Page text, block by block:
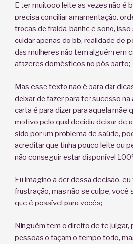
E ter muitooo leite as vezes não é
precisa conciliar amamentação,
trocas de fralda, banho e sono,
cuidar apenas do bb, realidade de
das mulheres não tem alguém em
afazeres domésticos no pós parto;
Mas esse texto não é para dar
deixar de fazer para ter sucesso na
carta é para dizer para aquela mãe
motivo pelo qual decidiu deixar de
sido por um problema de saúde,
acreditar que tinha pouco leite ou
não conseguir estar disponível
Eu imagino a dor dessa decisão,
frustração, mas não se culpe, você
que é possível para vocês;
Ninguém tem o direito de te julgar,
pessoas o façam o tempo todo,